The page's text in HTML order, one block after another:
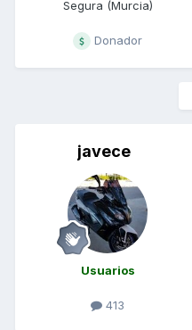
Segura (Murcia)
Donador
javece
Usuarios
413